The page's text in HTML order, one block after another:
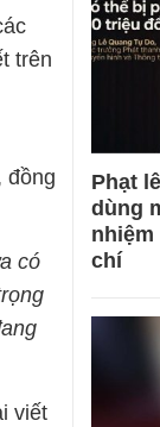
trên
đồng
có
viết
Phạt
dùng
nhiệm
chí